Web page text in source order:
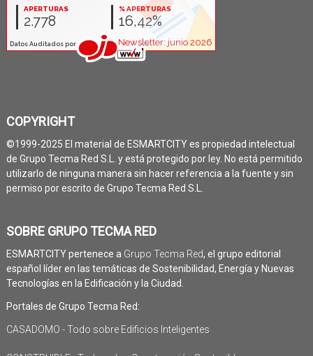
COPYRIGHT
©1999-2025 El material de ESMARTCITY es propiedad intelectual
de Grupo Tecma Red S.L. y está protegido por ley. No está permitido
utilizarlo de ninguna manera sin hacer referencia a la fuente y sin
permiso por escrito de Grupo Tecma Red S.L.
SOBRE GRUPO TECMA RED
ESMARTCITY pertenece a Grupo Tecma Red, el grupo editorial
español líder en las temáticas de Sostenibilidad, Energía y Nuevas
Tecnologías en la Edificación y la Ciudad.
Portales de Grupo Tecma Red:
CASADOMO - Todo sobre Edificios Inteligentes